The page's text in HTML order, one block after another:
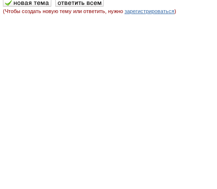
(Чтобы создать новую тему или ответить, нужно зарегистрироваться)